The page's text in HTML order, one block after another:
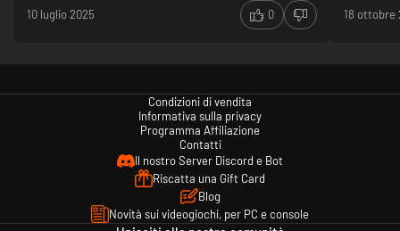
10 luglio 2025 0
troppo
18 ottobre
Condizioni di vendita
Informativa sulla privacy
Programma Affiliazione
Contatti
Il nostro Server Discord e Bot
Riscatta una Gift Card
Blog
Novità sui videogiochi, per PC e console